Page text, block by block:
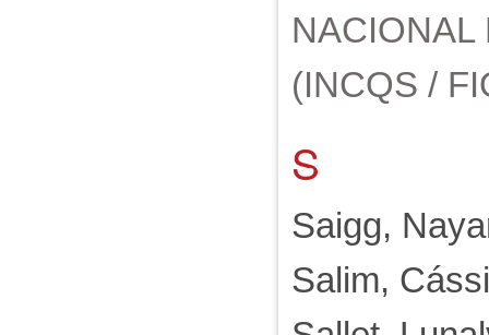
NACIONAL
(INCQS /
S
Saigg,
Salim,